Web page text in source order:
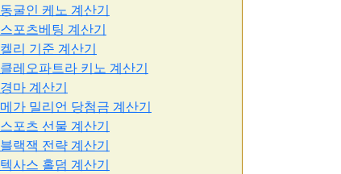
동굴인 케노 계산기
스포츠베팅 계산기
켈리 기준 계산기
클레오파트라 키노 계산기
경마 계산기
메가 밀리언 당첨금 계산기
스포츠 선물 계산기
블랙잭 전략 계산기
텍사스 홀덤 계산기